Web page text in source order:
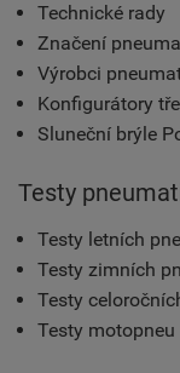
Technické rady
Značení
Výrobci
Konfigurátory
Sluneční brýle
Testy
Testy letních
Testy zimních
Testy
Testy motopneu